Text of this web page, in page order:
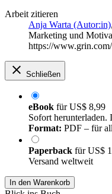
Arbeit zitieren
Anja Warta (Autor:in)
Marketing und
https://
Schließen
eBook fürUS$ 8,99
Sofort
Format: PDF – für
Paperback fürUS$
Versand weltweit
In den Warenkorb